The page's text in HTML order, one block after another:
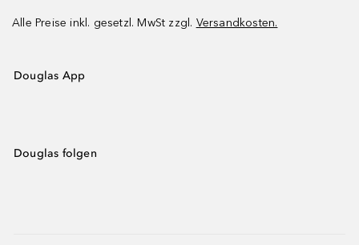
Alle Preise inkl. gesetzl. MwSt zzgl. Versandkosten.
Douglas App
Douglas folgen